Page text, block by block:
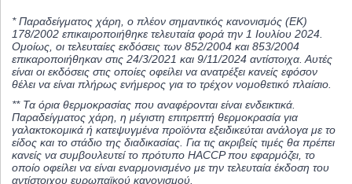
* Παραδείγματος χάρη, ο πλέον σημαντικός κανονισμός (ΕΚ)
178/2002 επικαιροποιήθηκε τελευταία φορά την 1 Ιουλίου 2024.
Ομοίως, οι τελευταίες εκδόσεις των 852/2004 και 853/2004
επικαροποιήθηκαν στις 24/3/2021 και 9/11/2024 αντίστοιχα. Αυτές
είναι οι εκδόσεις στις οποίες οφείλει να ανατρέξει κανείς εφόσον
θέλει να είναι πλήρως ενήμερος για το τρέχον νομοθετικό πλαίσιο.
** Τα όρια θερμοκρασίας που αναφέρονται είναι ενδεικτικά.
Παραδείγματος χάρη, η μέγιστη επιτρεπτή θερμοκρασία για
γαλακτοκομικά ή κατεψυγμένα προϊόντα εξειδικεύται ανάλογα με το
είδος και το στάδιο της διαδικασίας. Για τις ακριβείς τιμές θα πρέπει
κανείς να συμβουλευτεί το πρότυπο HACCP που εφαρμόζει, το
οποίο οφείλει να είναι εναρμονισμένο με την τελευταία έκδοση του
αντίστοιχου ευρωπαϊκού κανονισμού.